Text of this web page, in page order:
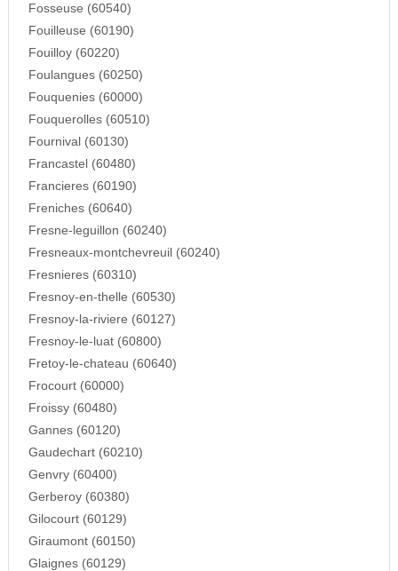
Fosseuse (60540)
Fouilleuse (60190)
Fouilloy (60220)
Foulangues (60250)
Fouquenies (60000)
Fouquerolles (60510)
Fournival (60130)
Francastel (60480)
Francieres (60190)
Freniches (60640)
Fresne-leguillon (60240)
Fresneaux-montchevreuil (60240)
Fresnieres (60310)
Fresnoy-en-thelle (60530)
Fresnoy-la-riviere (60127)
Fresnoy-le-luat (60800)
Fretoy-le-chateau (60640)
Frocourt (60000)
Froissy (60480)
Gannes (60120)
Gaudechart (60210)
Genvry (60400)
Gerberoy (60380)
Gilocourt (60129)
Giraumont (60150)
Glaignes (60129)